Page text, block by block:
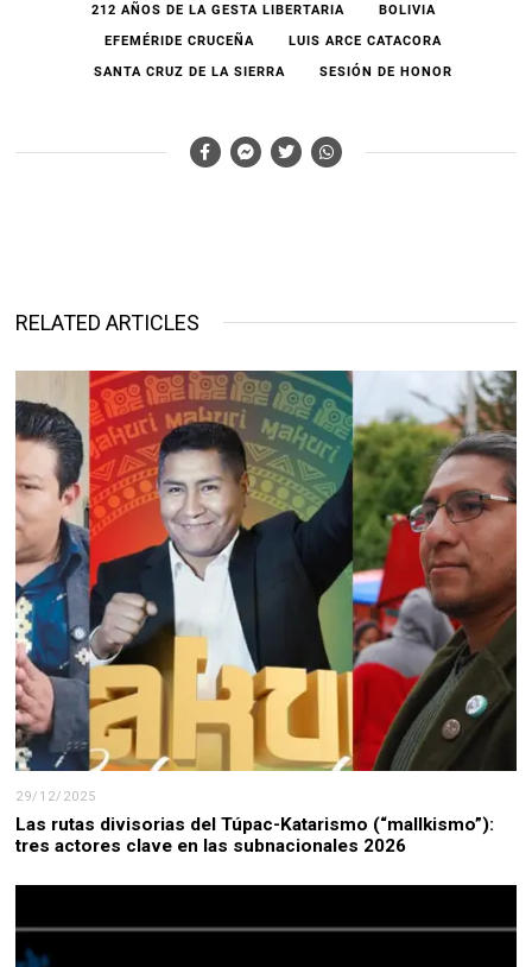
212 AÑOS DE LA GESTA LIBERTARIA
BOLIVIA
EFEMÉRIDE CRUCEÑA
LUIS ARCE CATACORA
SANTA CRUZ DE LA SIERRA
SESIÓN DE HONOR
RELATED ARTICLES
29/12/2025
Las rutas divisorias del Túpac-Katarismo (“mallkismo”):
tres actores clave en las subnacionales 2026